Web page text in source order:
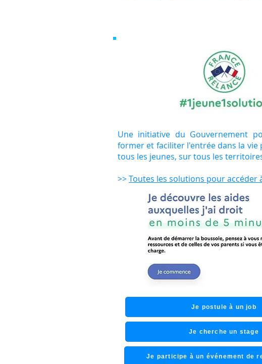
Je postule à un job
Je cherche un stage
Je participe à un événement de
Une initiative du Gouvernement
former et faciliter l'entrée dans la vie
tous les jeunes, sur tous les
>>Toutes les solutions pour accéder